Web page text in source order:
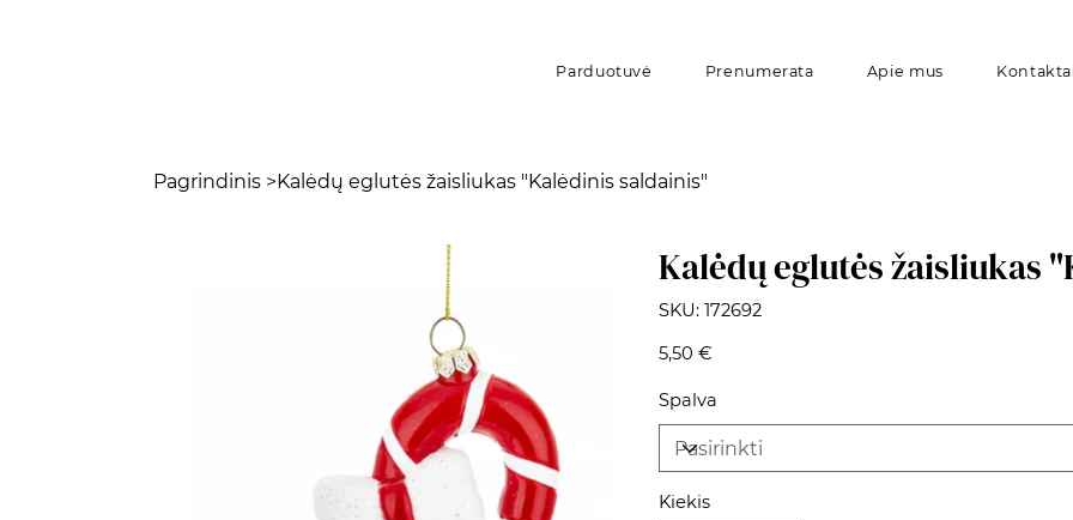
Parduotuvė Prenumerata Apie mus
Pagrindinis >Kalėdų eglutės žaisliukas "Kalėdinis saldainis"
Kalėdų eglutės žaisliukas
SKU: SKU
172692
172692
Kaina
5,50 €
Spalva
Kiekis